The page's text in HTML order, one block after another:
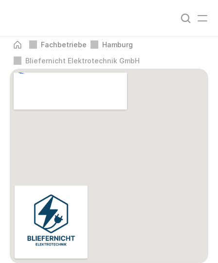
Fachbetriebe
Hamburg
Bliefernicht Elektrotechnik GmbH